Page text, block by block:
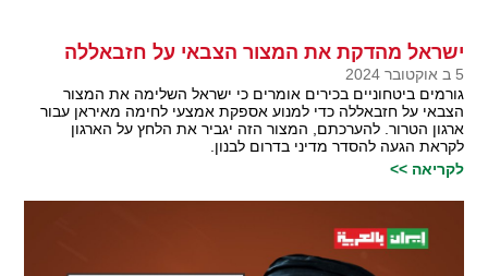
ישראל מהדקת את המצור הצבאי על חזבאללה
5 ב אוקטובר 2024
גורמים ביטחוניים בכירים אומרים כי ישראל השלימה את המצור
הצבאי על חזבאללה כדי למנוע אספקת אמצעי לחימה מאיראן עבור
ארגון הטרור. להערכתם, המצור הזה יגביר את הלחץ על הארגון
לקראת הגעה להסדר מדיני בדרום לבנון.
לקריאה >>